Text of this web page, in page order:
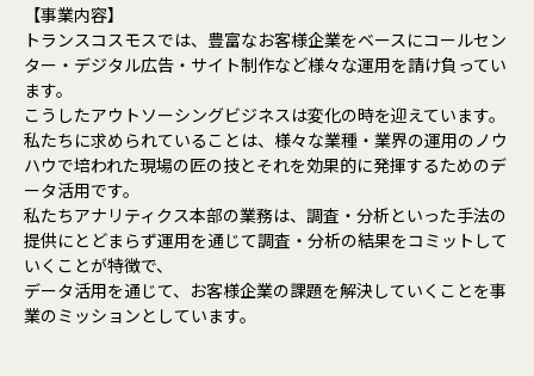
【事業内容】
トランスコスモスでは、豊富なお客様企業をベースにコールセン
ター・デジタル広告・サイト制作など様々な運用を請け負ってい
ます。
こうしたアウトソーシングビジネスは変化の時を迎えています。
私たちに求められていることは、様々な業種・業界の運用のノウ
ハウで培われた現場の匠の技とそれを効果的に発揮するためのデ
ータ活用です。
私たちアナリティクス本部の業務は、調査・分析といった手法の
提供にとどまらず運用を通じて調査・分析の結果をコミットして
いくことが特徴で、
データ活用を通じて、お客様企業の課題を解決していくことを事
業のミッションとしています。